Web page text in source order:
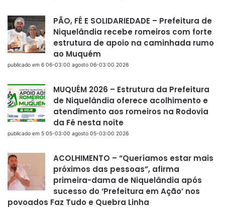
PÃO, FÉ E SOLIDARIEDADE – Prefeitura de
Niquelândia recebe romeiros com forte
estrutura de apoio na caminhada rumo
ao Muquém
publicado em 6 06-03:00 agosto 06-03:00 2026
MUQUÉM 2026 – Estrutura da Prefeitura
de Niquelândia oferece acolhimento e
atendimento aos romeiros na Rodovia
da Fé nesta noite
publicado em 5 05-03:00 agosto 05-03:00 2026
ACOLHIMENTO – “Queríamos estar mais
próximos das pessoas”, afirma
primeira-dama de Niquelândia após
sucesso do ‘Prefeitura em Ação’ nos
povoados Faz Tudo e Quebra Linha